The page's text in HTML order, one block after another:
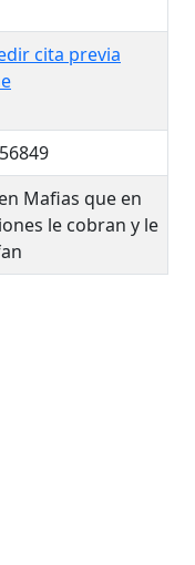
cita previa
Mafias que en
le cobran y le